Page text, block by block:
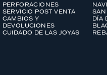
PERFORACIONES
SERVICIO POST VENTA
CAMBIOS Y
DEVOLUCIONES
CUIDADO DE LAS JOYAS
SAN
DÍA